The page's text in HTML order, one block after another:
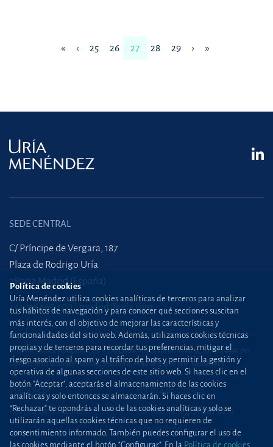
« ‹ 25 26 27 28 29 › »
SEDE CENTRAL
C/ Príncipe de Vergara, 187
Plaza de Rodrigo Uría
28002 Madrid (España)
+34 915 860 400 madrid@uria.com
Uría Menéndez Abogados, S.L.P. | Registro Mercantil de Madrid, Tomo 24490 del
Libro de Inscripciones Folio 42, Sección 8, Hoja M-43976. NIF: B28563963
Mapa web Política de cookies
Política de privacidad
Política de Seguridad de la
Información
Política de cookies
Uría Menéndez utiliza cookies analíticas de terceros para analizar
tus hábitos de navegación y para conocer qué secciones suscitan
más interés, con el objetivo de mejorar las características y
funcionalidades del sitio web. Además, utilizamos cookies técnicas
propias y de terceros para recordar tus preferencias, mitigar el
riesgo asociado al spam y al tráfico de bots y permitir la gestión y
operativa de algunas secciones de este sitio web. Si haces clic en el
botón "Aceptar", aceptarás el almacenamiento de las cookies
analíticas y solo entonces se almacenarán. Si haces clic en
“Rechazar” te opondrás al uso de las cookies analíticas y solo se
utilizarán aquellas cookies técnicas que no requieren de
consentimiento informado. También puedes configurar el uso de
las cookies mediante el botón "Configurar". En la Política de cookies